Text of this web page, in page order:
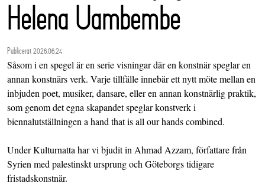
Helena Uambembe
Publicerat 2026.06.24
Såsom i en spegel är en serie visningar där en konstnär speglar en
annan konstnärs verk. Varje tillfälle innebär ett nytt möte mellan en
inbjuden poet, musiker, dansare, eller en annan konstnärlig praktik,
som genom det egna skapandet speglar konstverk i
biennalutställningen a hand that is all our hands combined.
Under Kulturnatta har vi bjudit in Ahmad Azzam, författare från
Syrien med palestinskt ursprung och Göteborgs tidigare
fristadskonstnär.